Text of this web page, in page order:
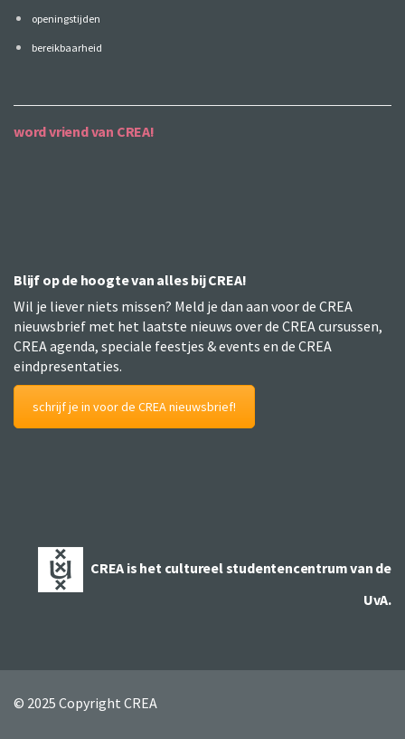
openingstijden
bereikbaarheid
word vriend van CREA!
Blijf op de hoogte van alles bij CREA!
Wil je liever niets missen? Meld je dan aan voor de CREA
nieuwsbrief met het laatste nieuws over de CREA cursussen,
CREA agenda, speciale feestjes & events en de CREA
eindpresentaties.
schrijf je in voor de CREA nieuwsbrief!
CREA is het cultureel studentencentrum van de
UvA.
© 2025 Copyright CREA